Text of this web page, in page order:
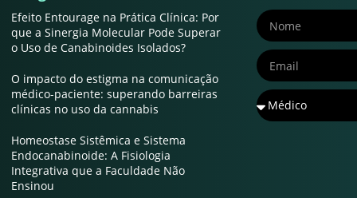
Efeito Entourage na Prática Clínica: Por
que a Sinergia Molecular Pode Superar
o Uso de Canabinoides Isolados?
O impacto do estigma na comunicação
médico-paciente: superando barreiras
clínicas no uso da cannabis
Homeostase Sistêmica e Sistema
Endocanabinoide: A Fisiologia
Integrativa que a Faculdade Não
Ensinou